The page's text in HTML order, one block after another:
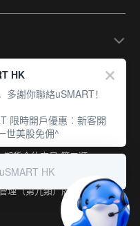
（中央編號：
期貨合約交易(第二類) 、
提供意見(第五類) 、就機
理（第九類）牌照。
HK
多謝你聯絡uSMART！
限時開戶優惠︰新客開
世美股免佣^
HK